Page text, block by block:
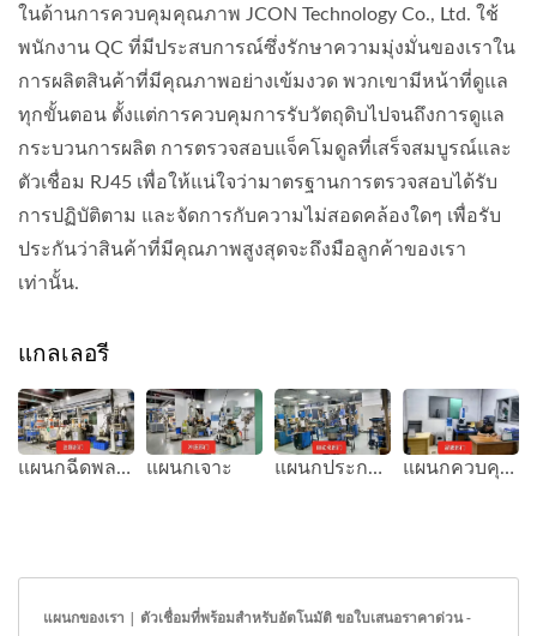
ในด้านการควบคุมคุณภาพ JCON Technology Co., Ltd. ใช้
พนักงาน QC ที่มีประสบการณ์ซึ่งรักษาความมุ่งมั่นของเราใน
การผลิตสินค้าที่มีคุณภาพอย่างเข้มงวด พวกเขามีหน้าที่ดูแล
ทุกขั้นตอน ตั้งแต่การควบคุมการรับวัตถุดิบไปจนถึงการดูแล
กระบวนการผลิต การตรวจสอบแจ็คโมดูลที่เสร็จสมบูรณ์และ
ตัวเชื่อม RJ45 เพื่อให้แน่ใจว่ามาตรฐานการตรวจสอบได้รับ
การปฏิบัติตาม และจัดการกับความไม่สอดคล้องใดๆ เพื่อรับ
ประกันว่าสินค้าที่มีคุณภาพสูงสุดจะถึงมือลูกค้าของเรา
เท่านั้น.
แกลเลอรี
แผนกฉีดพลาสติก แผนกเจาะ แผนกประกอบอัตโนมัติ แผนกควบคุมคุณภาพ
แผนกของเรา | ตัวเชื่อมที่พร้อมสำหรับอัตโนมัติ ขอใบเสนอราคาด่วน -